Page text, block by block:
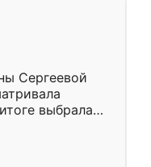
осталась
как и ожидала.
Сергеевой
выбрала
потом
объяснил
в срок, с